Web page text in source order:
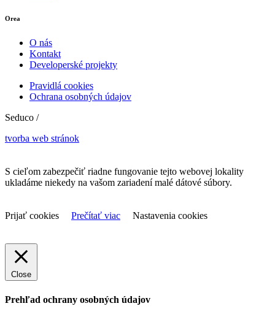
Orea
O nás
Kontakt
Developerské projekty
Pravidlá cookies
Ochrana osobných údajov
Seduco /
tvorba web stránok
S cieľom zabezpečiť riadne fungovanie tejto webovej lokality
ukladáme niekedy na vašom zariadení malé dátové súbory.
Prijať cookies Prečítať viac Nastavenia cookies
Close
Prehľad ochrany osobných údajov